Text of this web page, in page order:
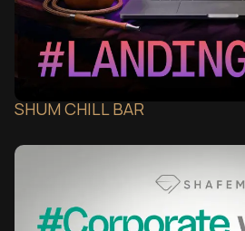
SHUM CHILL BAR